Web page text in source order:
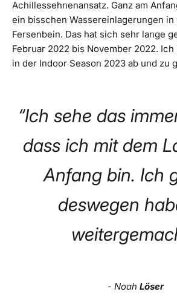
Achillessehnenansatz. Ganz am
ein bisschen Wassereinlagerungen in
Fersenbein. Das hat sich sehr lange
Februar 2022 bis November 2022. Ich
in der Indoor Season 2023 ab und zu
“Ich sehe das
dass ich mit dem
Anfang bin. Ich
deswegen
- Noah Löser